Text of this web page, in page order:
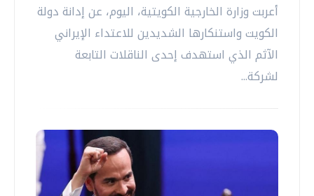
أعربت وزارة الخارجية الكويتية، اليوم، عن إدانة دولة
الكويت واستنكارها الشديدين للاعتداء الإيراني
الآثم الذي استهدف إحدى الناقلات التابعة
لشركة...